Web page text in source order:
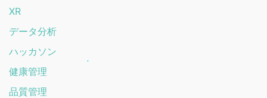
XR
データ分析
ハッカソン
健康管理
品質管理